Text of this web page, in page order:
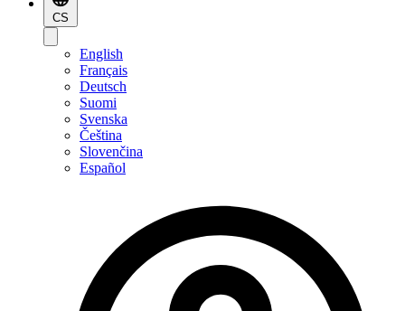
CS
English
Français
Deutsch
Suomi
Svenska
Čeština
Slovenčina
Español